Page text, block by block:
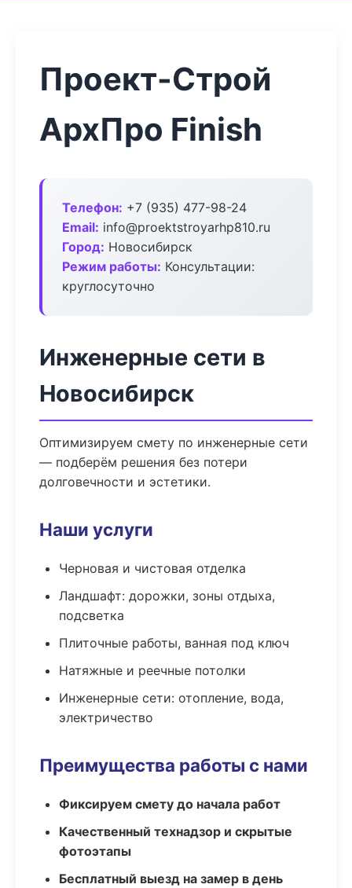
Проект-Строй
АрхПро Finish
Телефон: +7 (935) 477-98-24
Email: info@proektstroyarhp810.ru
Город: Новосибирск
Режим работы: Консультации:
круглосуточно
Инженерные сети в
Новосибирск
Оптимизируем смету по инженерные сети
— подберём решения без потери
долговечности и эстетики.
Наши услуги
Черновая и чистовая отделка
Ландшафт: дорожки, зоны отдыха,
подсветка
Плиточные работы, ванная под ключ
Натяжные и реечные потолки
Инженерные сети: отопление, вода,
электричество
Преимущества работы с нами
Фиксируем смету до начала работ
Качественный технадзор и скрытые
фотоэтапы
Бесплатный выезд на замер в день